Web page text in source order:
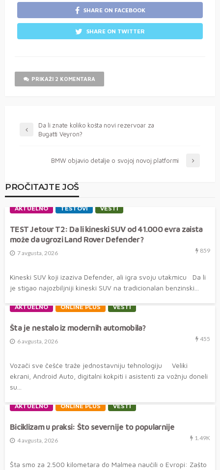
SHARE ON FACEBOOK
SHARE ON TWITTER
PRIKAŽI 2 KOMENTARA
Da li znate koliko košta novi rezervoar za
Bugatti Veyron?
BMW objavio detalje o svojoj novoj platformi
PROČITAJTE JOŠ
AKTUELNO TESTOVI VESTI
TEST Jetour T2: Da li kineski SUV od 41.000 evra zaista
može da ugrozi Land Rover Defender?
7 avgusta, 2026 859
Kineski SUV koji izaziva Defender, ali igra svoju utakmicu Da li
je stigao najozbiljniji kineski SUV na tradicionalan benzinski...
AKTUELNO ONLINE PLUS VESTI
Šta je nestalo iz modernih automobila?
6 avgusta, 2026 455
Vozači sve češće traže jednostavniju tehnologiju Veliki
ekrani, Android Auto, digitalni kokpiti i asistenti za vožnju doneli
su...
AKTUELNO ONLINE PLUS VESTI
Biciklizam u praksi: Što severnije to popularnije
4 avgusta, 2026 1.49K
Šta smo za 2.500 kilometara do Malmea naučili o Evropi: Zašto